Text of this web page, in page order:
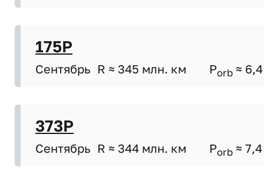
175P
Сентябрь R ≈ 345 млн. км Porb ≈ 6,4
373P
Сентябрь R ≈ 344 млн. км Porb ≈ 7,4